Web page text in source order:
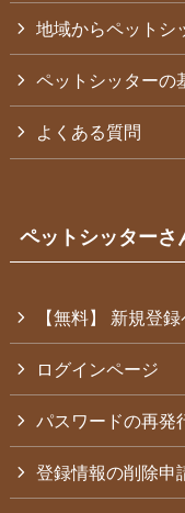
地域からペットシ
ペットシッターの
よくある質問
ペットシッターさ
【無料】 新規登
ログインページ
パスワードの再発
登録情報の削除申